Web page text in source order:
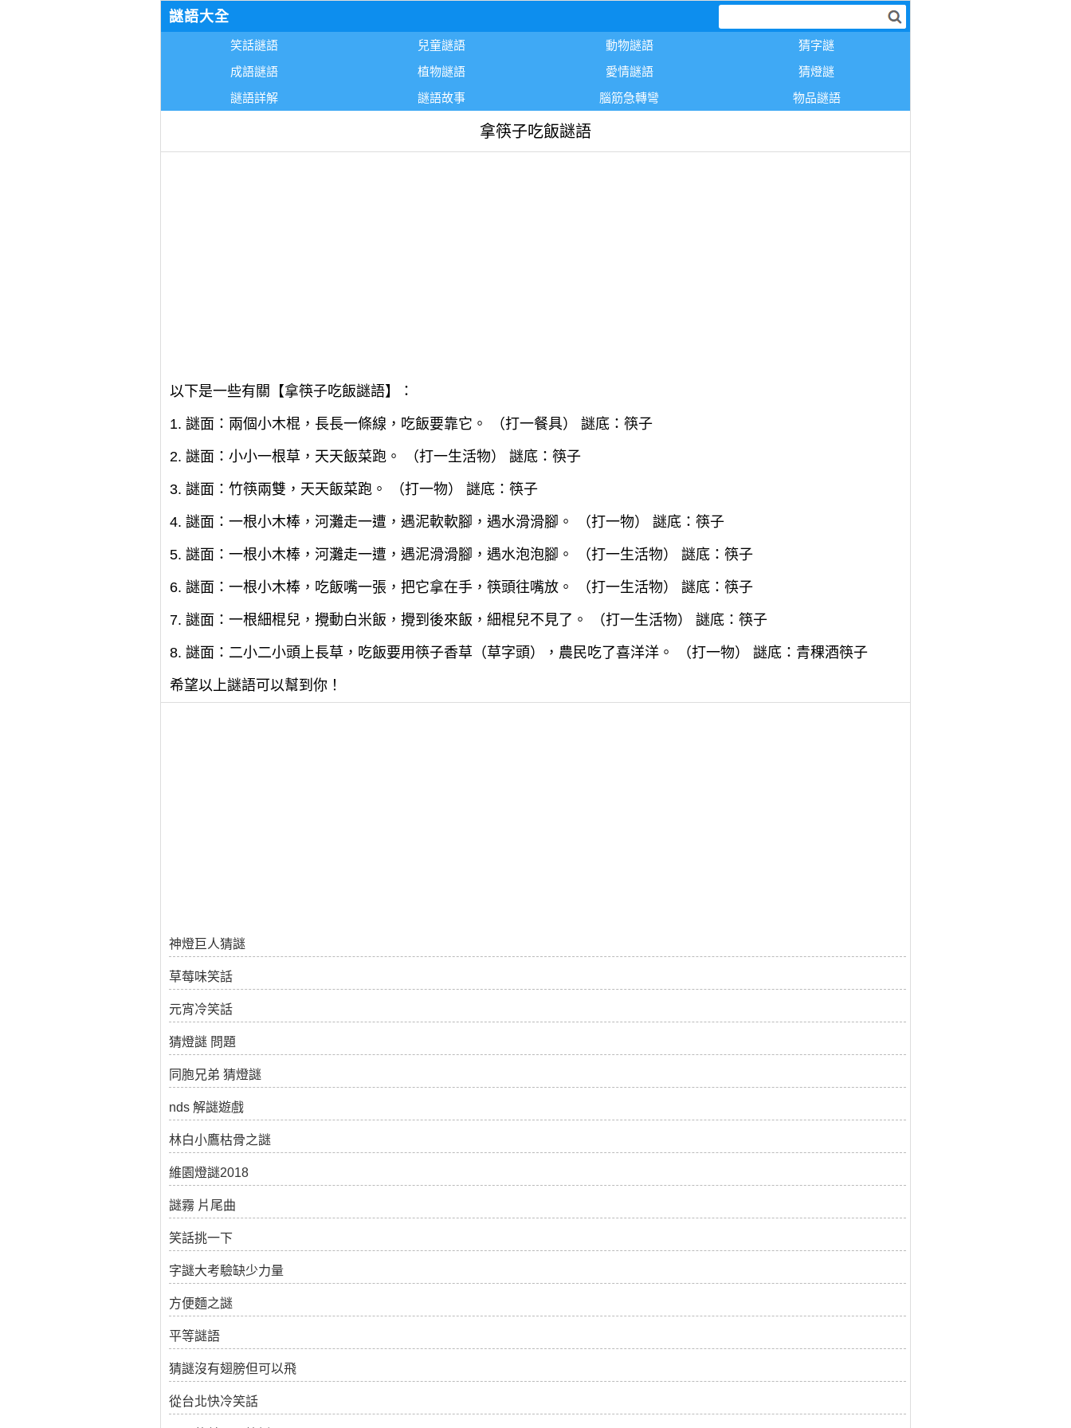
謎語大全
笑話謎語 兒童謎語 動物謎語
猜字謎
成語謎語
植物謎語 愛情謎語
猜燈謎
謎語詳解
謎語故事 腦筋急轉彎 物品謎語
拿筷子吃飯謎語
以下是一些有關【拿筷子吃飯謎語】：
1. 謎面：兩個小木棍，長長一條線，吃飯要靠它。 （打一餐具） 謎底：筷子
2. 謎面：小小一根草，天天飯菜跑。 （打一生活物） 謎底：筷子
3. 謎面：竹筷兩雙，天天飯菜跑。 （打一物） 謎底：筷子
4. 謎面：一根小木棒，河灘走一遭，遇泥軟軟腳，遇水滑滑腳。 （打一物） 謎底：筷子
5. 謎面：一根小木棒，河灘走一遭，遇泥滑滑腳，遇水泡泡腳。 （打一生活物） 謎底：筷子
6. 謎面：一根小木棒，吃飯嘴一張，把它拿在手，筷頭往嘴放。 （打一生活物） 謎底：筷子
7. 謎面：一根細棍兒，攪動白米飯，攪到後來飯，細棍兒不見了。 （打一生活物） 謎底：筷子
8. 謎面：二小二小頭上長草，吃飯要用筷子香草（草字頭），農民吃了喜洋洋。 （打一物） 謎底：青稞酒筷子
希望以上謎語可以幫到你！
神燈巨人猜謎
草莓味笑話
元宵冷笑話
猜燈謎 問題
同胞兄弟 猜燈謎
nds 解謎遊戲
林白小鷹枯骨之謎
維園燈謎2018
謎霧 片尾曲
笑話挑一下
字謎大考驗缺少力量
方便麵之謎
平等謎語
猜謎沒有翅膀但可以飛
從台北快冷笑話